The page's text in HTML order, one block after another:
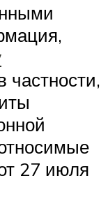
частности,
27 июля